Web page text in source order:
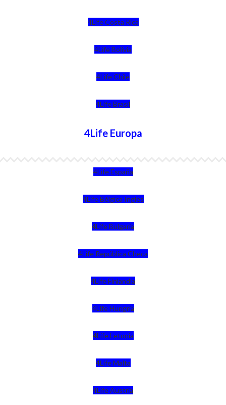
4Life Costa Rica
4Life Bolivia
4Life Chile
4Life Brasil
4Life Europa
4Life España
4Life Bélgica Ingles
4Life Bulgaria
4Life República Checa
4Life Finlandia
4Life Hungria
4Life Letonia
4Life Malta
4Life Austria